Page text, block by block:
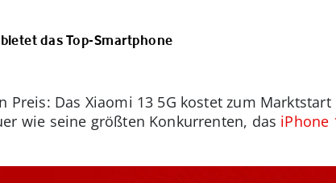
das Top-Smartphone
Das Xiaomi 13 5G kostet zum
wie seine größten Konkurrenten, das iPhone